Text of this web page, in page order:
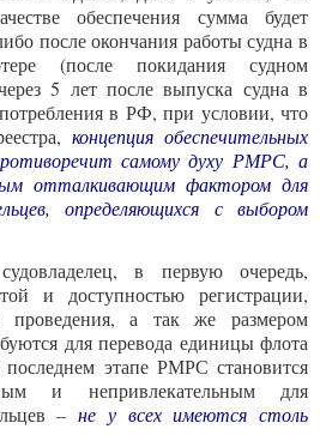
обеспечения сумма будет
после окончания работы судна в
(после покидания судном
5 лет после выпуска судна в
в РФ, при условии, что
концепция обеспечительных
самому духу РМРС, а
отталкивающим фактором для
определяющихся с выбором
в первую очередь,
и доступностью регистрации,
проведения, а так же размером
для перевода единицы флота
этапе РМРС становится
и непривлекательным для
–не у всех имеются столь